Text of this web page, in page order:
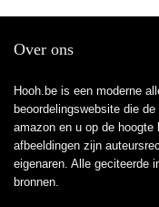
Over ons
Hooh.be is een moderne
beoordelingswebsite die
amazon en u op de
afbeeldingen zijn
eigenaren. Alle geciteerde
bronnen.